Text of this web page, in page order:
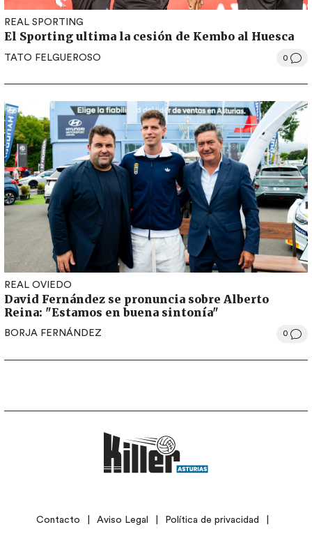
REAL SPORTING
El Sporting ultima la cesión de Kembo al Huesca
TATO FELGUEROSO 0
REAL OVIEDO
David Fernández se pronuncia sobre Alberto
Reina: "Estamos en buena sintonía"
BORJA FERNÁNDEZ 0
LEGALContacto Aviso Legal Política de privacidad